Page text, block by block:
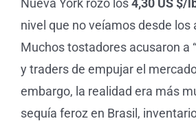
Nueva York rozó los4,30 US $/
nivel que no veíamos desde los
Muchos tostadores acusaron a
y traders de empujar el
embargo, la realidad era más
sequía feroz en Brasil,